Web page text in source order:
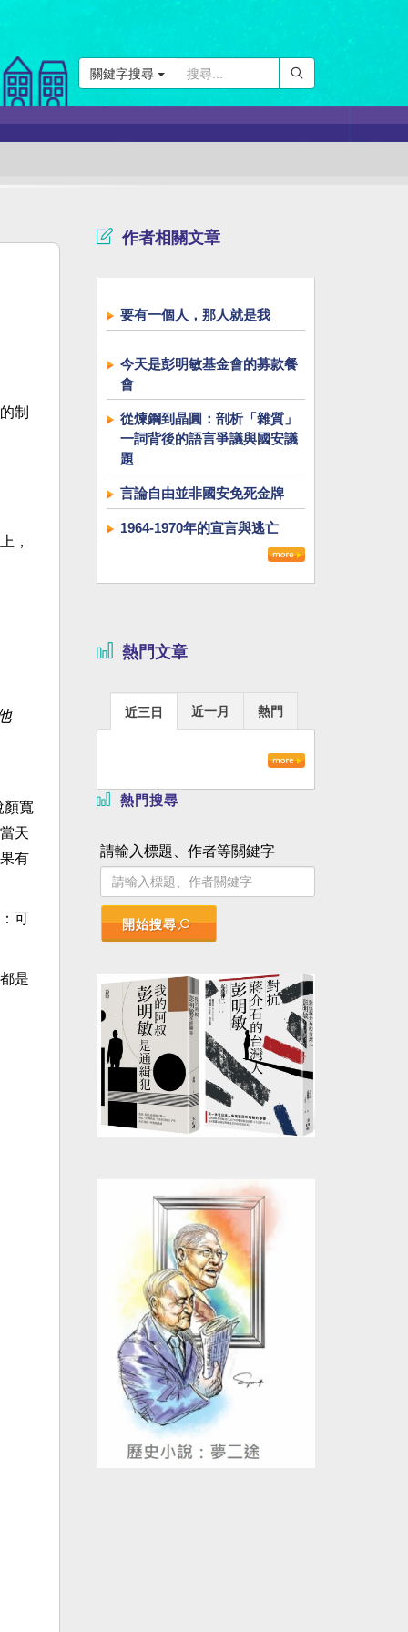
關鍵字搜尋
制
，
顏寬
天
有
可
是
作者相關文章
要有一個人，那人就是我
今天是彭明敏基金會的募款餐
會
從煉鋼到晶圓：剖析「雜質」
一詞背後的語言爭議與國安議
題
言論自由並非國安免死金牌
1964-1970年的宣言與逃亡
熱門文章
近三日 近一月 熱門
熱門搜尋
請輸入標題、作者等關鍵字
開始搜尋